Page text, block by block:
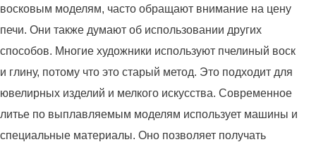
восковым моделям, часто обращают внимание на цену
печи. Они также думают об использовании других
способов. Многие художники используют пчелиный воск
и глину, потому что это старый метод. Это подходит для
ювелирных изделий и мелкого искусства. Современное
литье по выплавляемым моделям использует машины и
специальные материалы. Оно позволяет получать